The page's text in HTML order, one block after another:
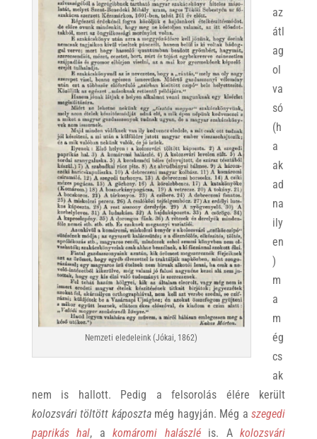
Nemzeti eledeleink (Jókai, 1862)
az
átl
ag
ol
va
só
(h
a
ak
ad
na
ily
en
)
m
a
m
ég
cs
ak
nem is hallott. Pedig a felsorolás élére került
kolozsvári töltött káposztamég hagyján. Még aszegedi
paprikás hal, akomáromi halászléis. Akolozsvári